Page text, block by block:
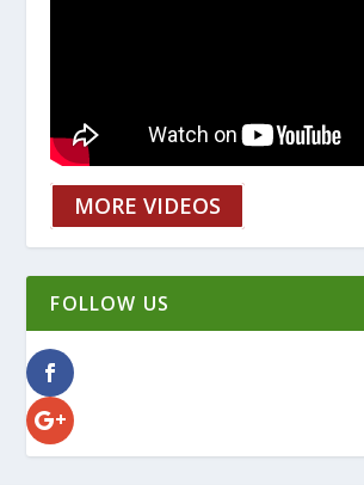
MORE VIDEOS
FOLLOW US